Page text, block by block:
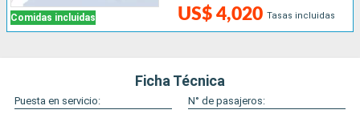
Comidas incluidas US$ 4,020 Tasas incluidas
Ficha Técnica
Puesta en servicio:
N° de pasajeros: